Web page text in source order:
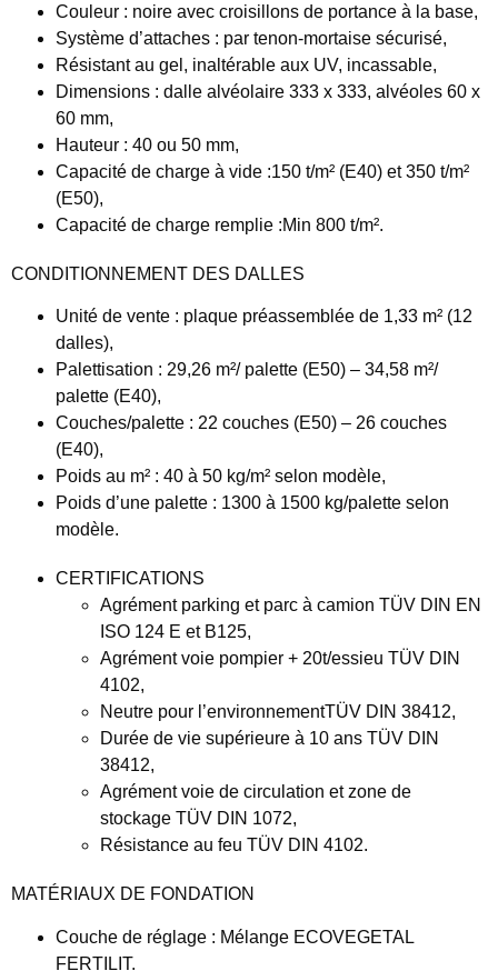
Couleur : noire avec croisillons de portance à la base,
Système d’attaches : par tenon-mortaise sécurisé,
Résistantau gel, inaltérable aux UV, incassable,
Dimensions : dalle alvéolaire 333 x 333, alvéoles 60 x
60 mm,
Hauteur : 40 ou 50 mm,
Capacité de charge à vide :150 t/m² (E40) et 350 t/m²
(E50),
Capacité de charge remplie :Min 800 t/m².
CONDITIONNEMENT DES DALLES
Unité de vente : plaque préassemblée de 1,33 m² (12
dalles),
Palettisation : 29,26 m²/ palette (E50) – 34,58 m²/
palette (E40),
Couches/palette : 22 couches (E50) – 26 couches
(E40),
Poids au m² : 40 à 50 kg/m² selon modèle,
Poids d’une palette : 1300 à 1500 kg/palette selon
modèle.
CERTIFICATIONS
Agrément parking et parc à camion TÜV DIN EN
ISO 124 E et B125,
Agrément voie pompier + 20t/essieu TÜV DIN
4102,
Neutre pour l’environnementTÜV DIN 38412,
Durée de vie supérieure à 10 ans TÜV DIN
38412,
Agrément voie de circulation et zone de
stockage TÜV DIN 1072,
Résistance au feu TÜV DIN 4102.
MATÉRIAUX DE FONDATION
Couche de réglage : Mélange ECOVEGETAL
FERTILIT.